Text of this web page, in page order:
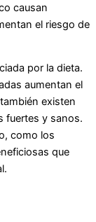
causan
el riesgo de
por la dieta.
aumentan el
existen
fuertes y sanos.
como los
que